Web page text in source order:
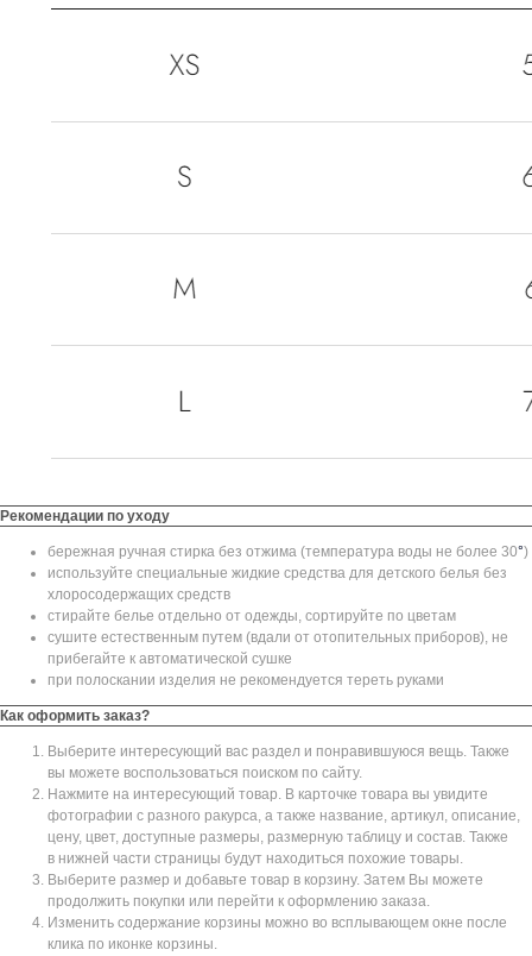
Рекомендации по уходу
бережная ручная стирка без отжима (температура воды не более 30°)
используйте специальные жидкие средства для детского белья без
хлоросодержащих средств
стирайте белье отдельно от одежды, сортируйте по цветам
сушите естественным путем (вдали от отопительных приборов), не
прибегайте к автоматической сушке
при полоскании изделия не рекомендуется тереть руками
Как оформить заказ?
Выберите интересующий вас раздел и понравившуюся вещь. Также
вы можете воспользоваться поиском по сайту.
Нажмите на интересующий товар. В карточке товара вы увидите
фотографии с разного ракурса, а также название, артикул, описание,
цену, цвет, доступные размеры, размерную таблицу и состав. Также
в нижней части страницы будут находиться похожие товары.
Выберите размер и добавьте товар в корзину. Затем Вы можете
продолжить покупки или перейти к оформлению заказа.
Изменить содержание корзины можно во всплывающем окне после
клика по иконке корзины.